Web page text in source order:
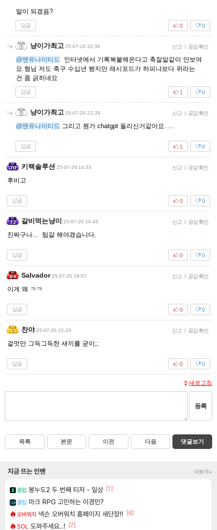
말이 되겠음?
답글 0
0
냥이가최고 25-07-20 22:38 신고 | 공감 확인
@맨유나이티드 인터넷에서 기록복붙해온다고 축잘알같이 안보여
요 형님 저도 축구 수십년 봤지만 래시포드가 하피냐보다 위라는
건 좀 긁히네요
답글 0
1
냥이가최고 25-07-20 22:39 신고 | 공감 확인
@맨유나이티드 그리고 뭔가 chatgpt 돌리신거같아요.....
답글 0
1
키랙솔루션 25-07-20 14:33 신고 | 공감 확인
후비고
답글 0
0
갈비먹는냥이 25-07-20 14:45 신고 | 공감 확인
진짜구나... 팀갈 해야겠습니다.
답글 0
0
Salvador 25-07-20 19:57 신고 | 공감 확인
이게 왜 ㅋㅋ
답글 0
0
찬야 25-07-20 22:29 신고 | 공감 확인
겉멋만 그득그득한 새끼를 굳이;;
답글 0
0
새로고침
등록
목록 본문 이전 다음 댓글보기
지금 뜨는 인벤 더보기+
클립 봉누도2 두 번째 티저 - 일상 [1]
클립 마크 RPG 고민하는 이경민?
오버워치 넥슨 오버워치 홈페이지 새단장!! [6]
SOL 도와주세요..! [7]